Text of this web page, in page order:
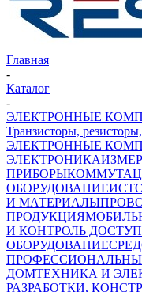
Главная
-
Каталог
-
ЭЛЕКТРОННЫЕ
Транзисторы,
ЭЛЕКТРОННЫЕ
ЭЛЕКТРОНИКА
ПРИБОРЫ
ОБОРУДОВАНИЕ
И МАТЕРИАЛЫ
ПРОДУКЦИЯ
И КОНТРОЛЬ
ОБОРУДОВАНИЕ
ДОМТЕХНИКА И
РАЗРАБОТКИ,